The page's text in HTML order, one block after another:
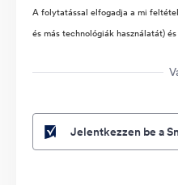
A folytatással elfogadja a mi
és más technológiák használatát) és
Jelentkezzen be a